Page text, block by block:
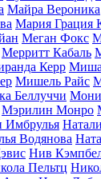
Майра Вероника
Мария Грация
Меган Фокс
Мерритт Кабаль
Керр Миша
Мишель Райс
Беллуччи
Мэрилин Монро
Имбрулья
Водянова
Нив
Пельтц